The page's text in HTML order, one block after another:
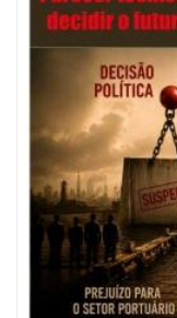
ITAJAÍ